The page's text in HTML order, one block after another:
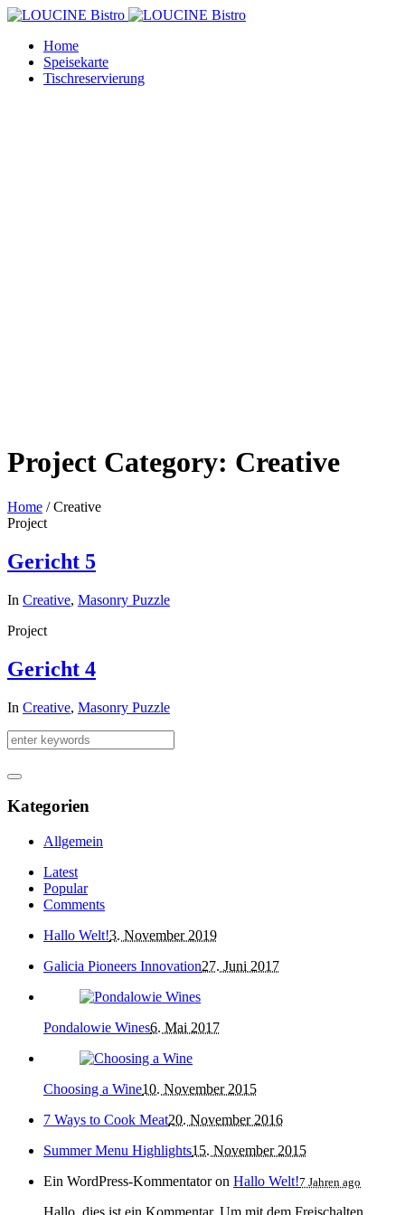
Home
Speisekarte
Tischreservierung
Project Category: Creative
Home /Creative
Project
Gericht 5
In Creative, Masonry Puzzle
Project
Gericht 4
In Creative, Masonry Puzzle
Kategorien
Allgemein
Latest
Popular
Comments
Hallo Welt!3. November 2019
Galicia Pioneers Innovation27. Juni 2017
Pondalowie Wines6. Mai 2017
Choosing a Wine10. November 2015
7 Ways to Cook Meat20. November 2016
Summer Menu Highlights15. November 2015
Ein WordPress-Kommentatoron Hallo Welt!7 Jahren ago
Hallo, dies ist ein Kommentar. Um mit dem Freischalten,